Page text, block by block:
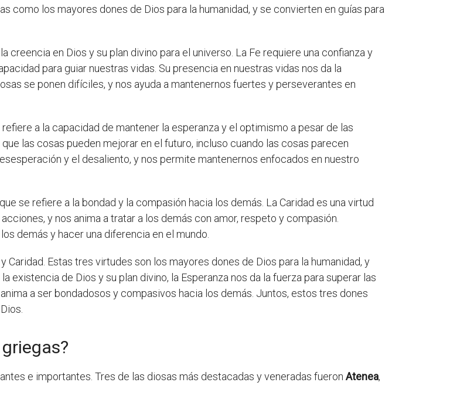
como los mayores dones de Dios para la humanidad, y se convierten en guías para
creencia en Dios y su plan divino para el universo. La Fe requiere una confianza y
para guiar nuestras vidas. Su presencia en nuestras vidas nos da la
se ponen difíciles, y nos ayuda a mantenernos fuertes y perseverantes en
a la capacidad de mantener la esperanza y el optimismo a pesar de las
las cosas pueden mejorar en el futuro, incluso cuando las cosas parecen
y el desaliento, y nos permite mantenernos enfocados en nuestro
se refiere a la bondad y la compasión hacia los demás. La Caridad es una virtud
y nos anima a tratar a los demás con amor, respeto y compasión.
demás y hacer una diferencia en el mundo.
Caridad. Estas tres virtudes son los mayores dones de Dios para la humanidad, y
existencia de Dios y su plan divino, la Esperanza nos da la fuerza para superar las
a ser bondadosos y compasivos hacia los demás. Juntos, estos tres dones
e importantes. Tres de las diosas más destacadas y veneradas fueron Atenea,